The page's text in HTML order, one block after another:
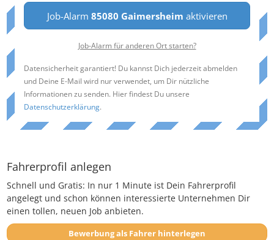
Job-Alarm 85080 Gaimersheim aktivieren
Job-Alarm für anderen Ort starten?
Datensicherheit garantiert! Du kannst Dich jederzeit abmelden
und Deine E-Mail wird nur verwendet, um Dir nützliche
Informationen zu senden. Hier findest Du unsere
Datenschutzerklärung.
Fahrerprofil anlegen
Schnell und Gratis: In nur 1 Minute ist Dein Fahrerprofil
angelegt und schon können interessierte Unternehmen Dir
einen tollen, neuen Job anbieten.
Bewerbung als Fahrer hinterlegen